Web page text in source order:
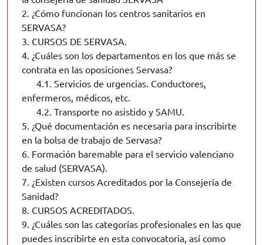
2. ¿Cómo funcionan los centros sanitarios en
SERVASA?
3. CURSOS DE SERVASA.
4. ¿Cuáles son los departamentos en los que más se
contrata en las oposiciones Servasa?
4.1. Servicios de urgencias. Conductores,
enfermeros, médicos, etc.
4.2. Transporte no asistido y SAMU.
5. ¿Qué documentación es necesaria para inscribirte
en la bolsa de trabajo de Servasa?
6. Formación baremable para el servicio valenciano
de salud (SERVASA).
7. ¿Existen cursos Acreditados por la Consejería de
Sanidad?
8. CURSOS ACREDITADOS.
9. ¿Cuáles son las categorías profesionales en las que
puedes inscribirte en esta convocatoria, así como